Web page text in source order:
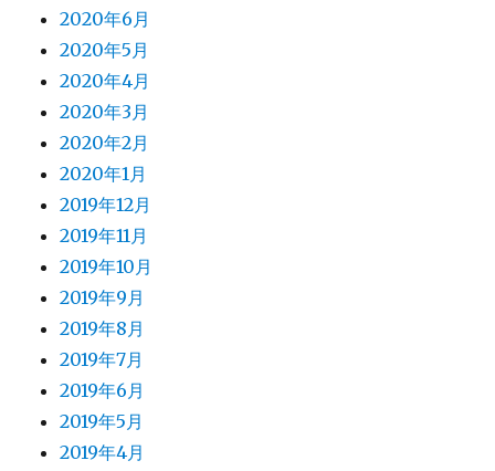
2020年6月
2020年5月
2020年4月
2020年3月
2020年2月
2020年1月
2019年12月
2019年11月
2019年10月
2019年9月
2019年8月
2019年7月
2019年6月
2019年5月
2019年4月